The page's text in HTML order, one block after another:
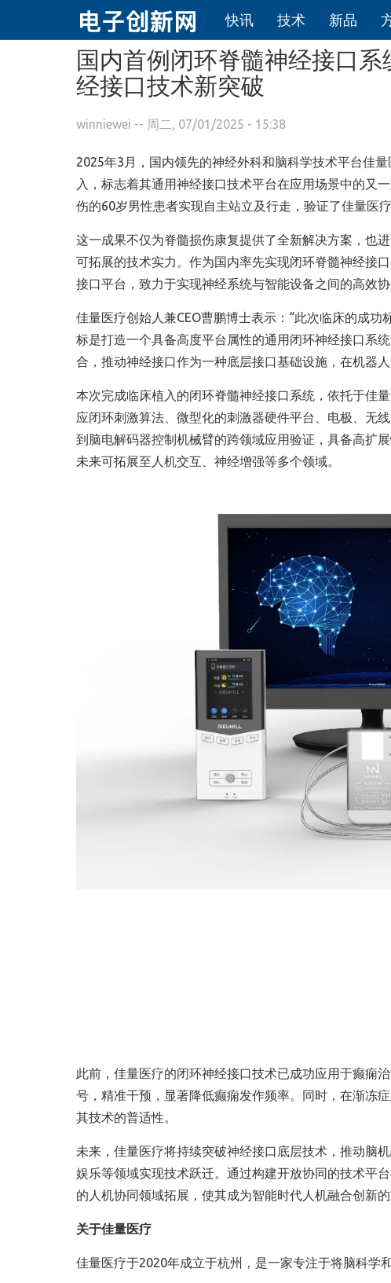
跳转到主要内容
快讯 技术 新品
国内首例闭环脊髓神经接口
经接口技术新突破
winniewei -- 周二, 07/01/2025 - 15:38
2025年3月，国内领先的神经外科和脑科学技术平台佳
入，标志着其通用神经接口技术平台在应用场景中的又
伤的60岁男性患者实现自主站立及行走，验证了佳量医
这一成果不仅为脊髓损伤康复提供了全新解决方案，也
可拓展的技术实力。作为国内率先实现闭环脊髓神经接
接口平台，致力于实现神经系统与智能设备之间的高效
佳量医疗创始人兼CEO曹鹏博士表示：“此次临床的成
标是打造一个具备高度平台属性的通用闭环神经接口系
合，推动神经接口作为一种底层接口基础设施，在机器
本次完成临床植入的闭环脊髓神经接口系统，依托于佳
应闭环刺激算法、微型化的刺激器硬件平台、电极、无
到脑电解码器控制机械臂的跨领域应用验证，具备高扩
未来可拓展至人机交互、神经增强等多个领域。
此前，佳量医疗的闭环神经接口技术已成功应用于癫痫
号，精准干预，显著降低癫痫发作频率。同时，在渐冻
其技术的普适性。
未来，佳量医疗将持续突破神经接口底层技术，推动脑
娱乐等领域实现技术跃迁。通过构建开放协同的技术平
的人机协同领域拓展，使其成为智能时代人机融合创新的
关于佳量医疗
佳量医疗于2020年成立于杭州，是一家专注于将脑科学